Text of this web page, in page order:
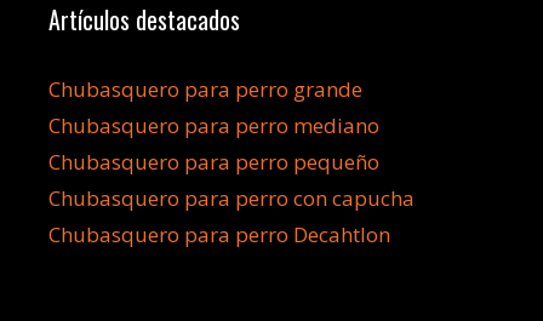
Artículos destacados
Chubasquero para perro grande
Chubasquero para perro mediano
Chubasquero para perro pequeño
Chubasquero para perro con capucha
Chubasquero para perro Decahtlon